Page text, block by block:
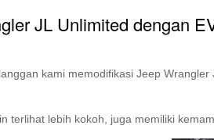
JL Unlimited dengan
kami memodifikasi Jeep Wrangler
terlihat lebih kokoh, juga memiliki